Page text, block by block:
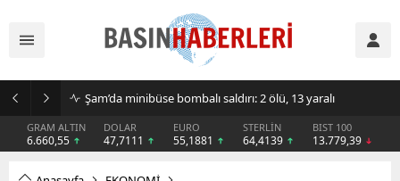
Kongo’da Ebola alarmı büyüyor: Can kaybı 1801’e yükseldi
GRAM ALTIN
6.660,55
DOLAR
47,7111
EURO
55,1881
STERLİN
64,4139
BIST 100
13.779,39